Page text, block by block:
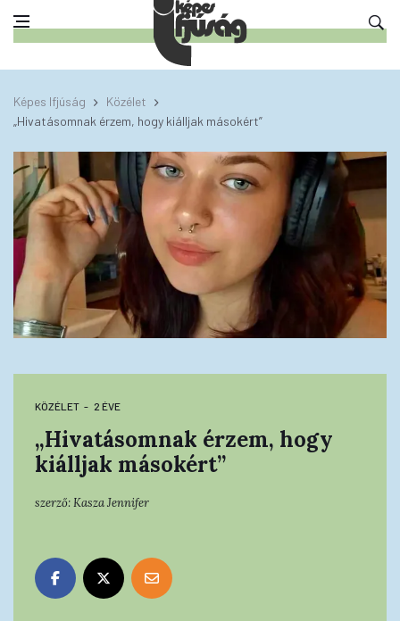
Képes Ifjúság
Közélet
„Hivatásomnak érzem, hogy kiálljak másokért”
KÖZÉLET 2 ÉVE
„Hivatásomnak érzem, hogy
kiálljak másokért”
szerző:Kasza Jennifer